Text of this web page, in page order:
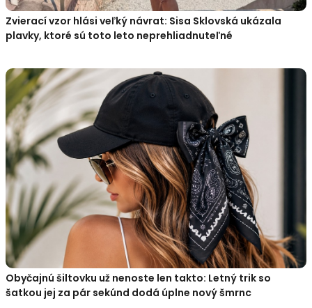
Zvierací vzor hlási veľký návrat: Sisa Sklovská ukázala
plavky, ktoré sú toto leto neprehliadnuteľné
Obyčajnú šiltovku už nenoste len takto: Letný trik so
šatkou jej za pár sekúnd dodá úplne nový šmrnc